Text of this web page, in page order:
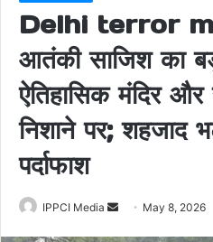
Delhi terror
आतंकी साजिश का
ऐतिहासिक मंदिर
निशाने पर; शहजाद
पर्दाफाश
IPPCI Media
Send May 8, 2026